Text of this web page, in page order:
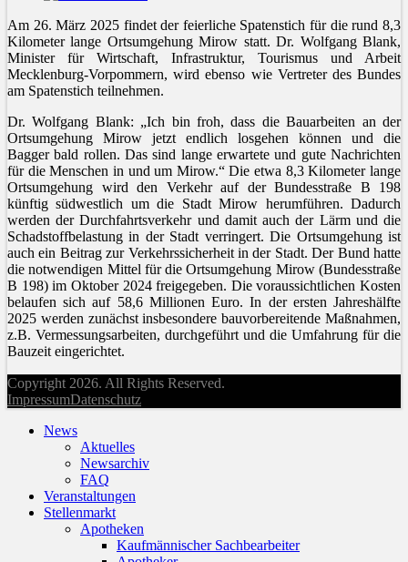
Am 26. März 2025 findet der feierliche Spatenstich für die rund 8,3
Kilometer lange Ortsumgehung Mirow statt. Dr. Wolfgang Blank,
Minister für Wirtschaft, Infrastruktur, Tourismus und Arbeit
Mecklenburg-Vorpommern, wird ebenso wie Vertreter des Bundes
am Spatenstich teilnehmen.
Dr. Wolfgang Blank: „Ich bin froh, dass die Bauarbeiten an der
Ortsumgehung Mirow jetzt endlich losgehen können und die
Bagger bald rollen. Das sind lange erwartete und gute Nachrichten
für die Menschen in und um Mirow.“ Die etwa 8,3 Kilometer lange
Ortsumgehung wird den Verkehr auf der Bundesstraße B 198
künftig südwestlich um die Stadt Mirow herumführen. Dadurch
werden der Durchfahrtsverkehr und damit auch der Lärm und die
Schadstoffbelastung in der Stadt verringert. Die Ortsumgehung ist
auch ein Beitrag zur Verkehrssicherheit in der Stadt. Der Bund hatte
die notwendigen Mittel für die Ortsumgehung Mirow (Bundesstraße
B 198) im Oktober 2024 freigegeben. Die voraussichtlichen Kosten
belaufen sich auf 58,6 Millionen Euro. In der ersten Jahreshälfte
2025 werden zunächst insbesondere bauvorbereitende Maßnahmen,
z.B. Vermessungsarbeiten, durchgeführt und die Umfahrung für die
Bauzeit eingerichtet.
Copyright 2026. All Rights Reserved.
ImpressumDatenschutz
News
Aktuelles
Newsarchiv
FAQ
Veranstaltungen
Stellenmarkt
Apotheken
Kaufmännischer Sachbearbeiter